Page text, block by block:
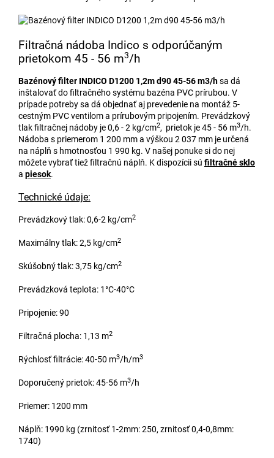
Filtračná nádoba Indico s odporúčaným
prietokom 45 - 56 m3/h
Bazénový filter INDICO D1200 1,2m d90 45-56 m3/hsa dá
inštalovať do filtračného systému bazéna PVC prírubou. V
prípade potreby sa dá objednať aj prevedenie na montáž 5-
cestným PVC ventilom a prírubovým pripojením. Prevádzkový
tlak filtračnej nádoby je 0,6 - 2 kg/cm2, prietok je 45 - 56 m3/h.
Nádoba s priemerom 1 200 mm a výškou 2 037 mm je určená
na náplň s hmotnosťou 1 990 kg. V našej ponuke si do nej
môžete vybrať tiež filtračnú náplň. K dispozícii sú filtračné sklo
a piesok.
Technické údaje:
Prevádzkový tlak: 0,6-2 kg/cm2
Maximálny tlak: 2,5 kg/cm2
Skúšobný tlak: 3,75 kg/cm2
Prevádzková teplota: 1°C-40°C
Pripojenie: 90
Filtračná plocha: 1,13 m2
Rýchlosť filtrácie: 40-50 m3/h/m3
Doporučený prietok: 45-56 m3/h
Priemer: 1200 mm
Náplň: 1990 kg (zrnitosť 1-2mm: 250, zrnitosť 0,4-0,8mm:
1740)